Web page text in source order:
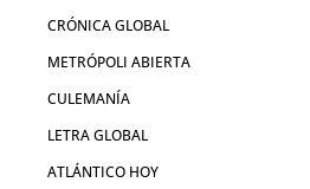
CRÓNICA GLOBAL
METRÓPOLI ABIERTA
CULEMANÍA
LETRA GLOBAL
ATLÁNTICO HOY